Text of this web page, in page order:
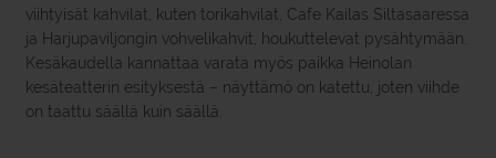
viihtyisät kahvilat, kuten torikahvilat, Cafe Kailas Siltasaaressa
ja Harjupaviljongin vohvelikahvit, houkuttelevat pysähtymään.
Kesäkaudella kannattaa varata myös paikka Heinolan
kesäteatterin esityksestä – näyttämö on katettu, joten viihde
on taattu säällä kuin säällä.